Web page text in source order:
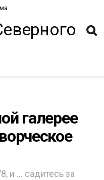
галерее
и … садитесь за